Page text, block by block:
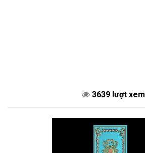
3639 lượt xem